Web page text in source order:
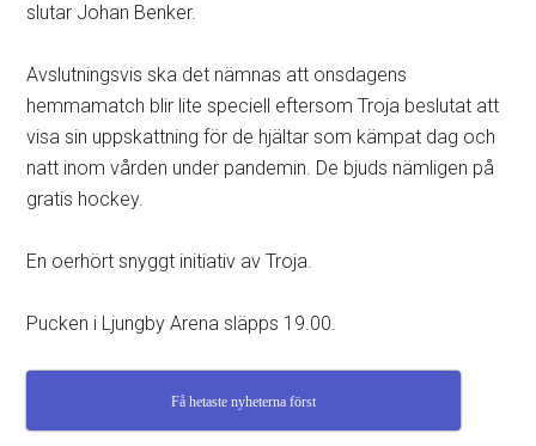
slutar Johan Benker.
Avslutningsvis ska det nämnas att onsdagens
hemmamatch blir lite speciell eftersom Troja beslutat att
visa sin uppskattning för de hjältar som kämpat dag och
natt inom vården under pandemin. De bjuds nämligen på
gratis hockey.
En oerhört snyggt initiativ av Troja.
Pucken i Ljungby Arena släpps 19.00.
Få hetaste nyheterna först